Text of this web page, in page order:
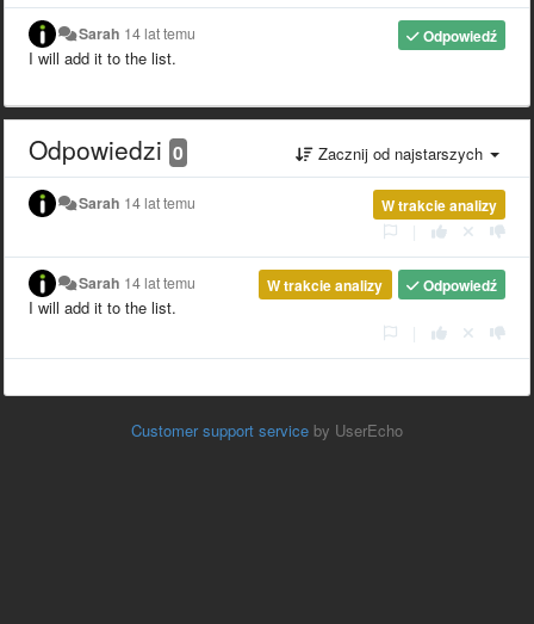
Odpowiedź
Sarah 14 lat temu
I will add it to the list.
Odpowiedzi 0 Zacznij od najstarszych
W trakcie analizy
Sarah 14 lat temu
Odpowiedź
W trakcie analizy
Sarah 14 lat temu
I will add it to the list.
Customer support service by UserEcho